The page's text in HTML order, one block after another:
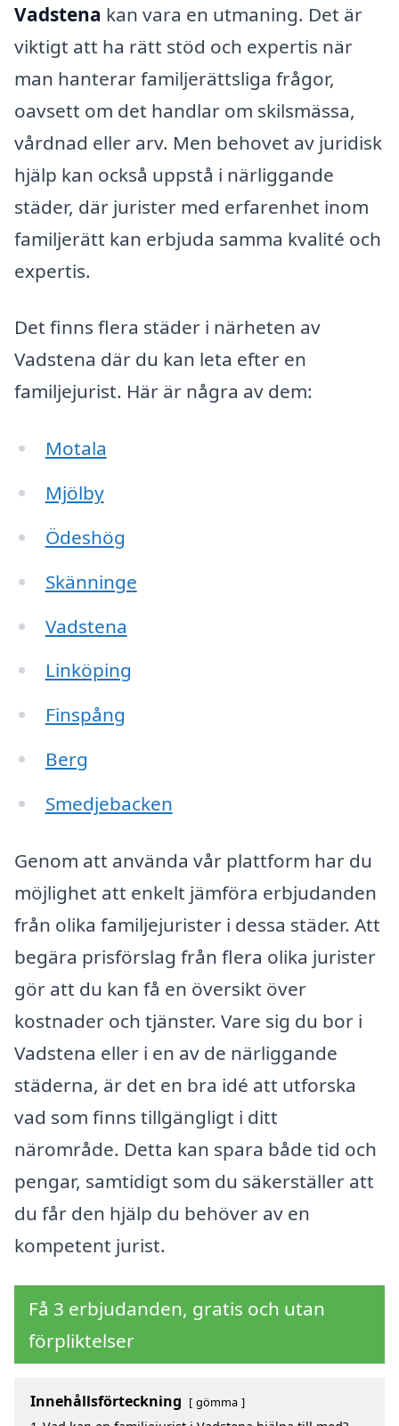
Vadstena kan vara en utmaning. Det är
viktigt att ha rätt stöd och expertis när
man hanterar familjerättsliga frågor,
oavsett om det handlar om skilsmässa,
vårdnad eller arv. Men behovet av juridisk
hjälp kan också uppstå i närliggande
städer, där jurister med erfarenhet inom
familjerätt kan erbjuda samma kvalité och
expertis.
Det finns flera städer i närheten av
Vadstena där du kan leta efter en
familjejurist. Här är några av dem:
Motala
Mjölby
Ödeshög
Skänninge
Vadstena
Linköping
Finspång
Berg
Smedjebacken
Genom att använda vår plattform har du
möjlighet att enkelt jämföra erbjudanden
från olika familjejurister i dessa städer. Att
begära prisförslag från flera olika jurister
gör att du kan få en översikt över
kostnader och tjänster. Vare sig du bor i
Vadstena eller i en av de närliggande
städerna, är det en bra idé att utforska
vad som finns tillgängligt i ditt
närområde. Detta kan spara både tid och
pengar, samtidigt som du säkerställer att
du får den hjälp du behöver av en
kompetent jurist.
Få 3 erbjudanden, gratis och utan
förpliktelser
Innehållsförteckning gömma